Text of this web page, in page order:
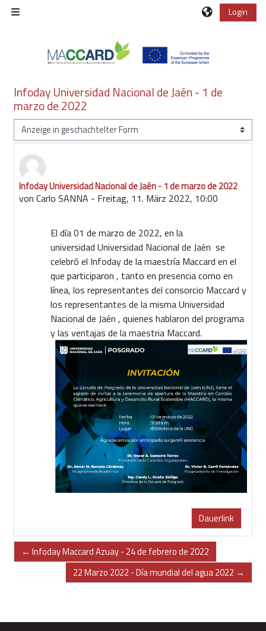
Zum Hauptinhalt
Login
Infoday Universidad Nacional de Jaén - 1 de
marzo de 2022
Anzeigemodus
Infoday Universidad Nacional de Jaén - 1 de marzo de 2022
von Carlo SANNA - Freitag, 11. März 2022, 10:00
Anzahl Antworten: 0
El día 01 de marzo de 2022, en la
universidad Universidad Nacional de Jaén se
celebró el Infoday de la maestría Maccard en el
que participaron , tanto en presencia como en
línea, los representantes del consorcio Maccard y
los representantes de la misma Universidad
Nacional de Jaén , quienes hablaron del programa
y las ventajas de la maestria Maccard.
Dauerlink
← Infoday Maccard Azuay - 24 de febrero de 2022
22 Marzo 2022 - Día mundial del agua 2022 →